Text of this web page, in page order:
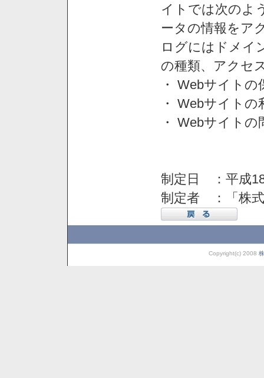
イトでは次のよ
ータの情報をア
ログにはドメイ
の種類、アクセ
・ Webサイトの
・ Webサイト
・ Webサイト
制定日 ：平成
制定者 ：「株
Copyright(c) 2008